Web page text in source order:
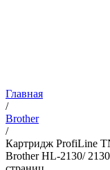
Главная
/
Brother
/
Картридж ProfiLine
Brother HL-2130/